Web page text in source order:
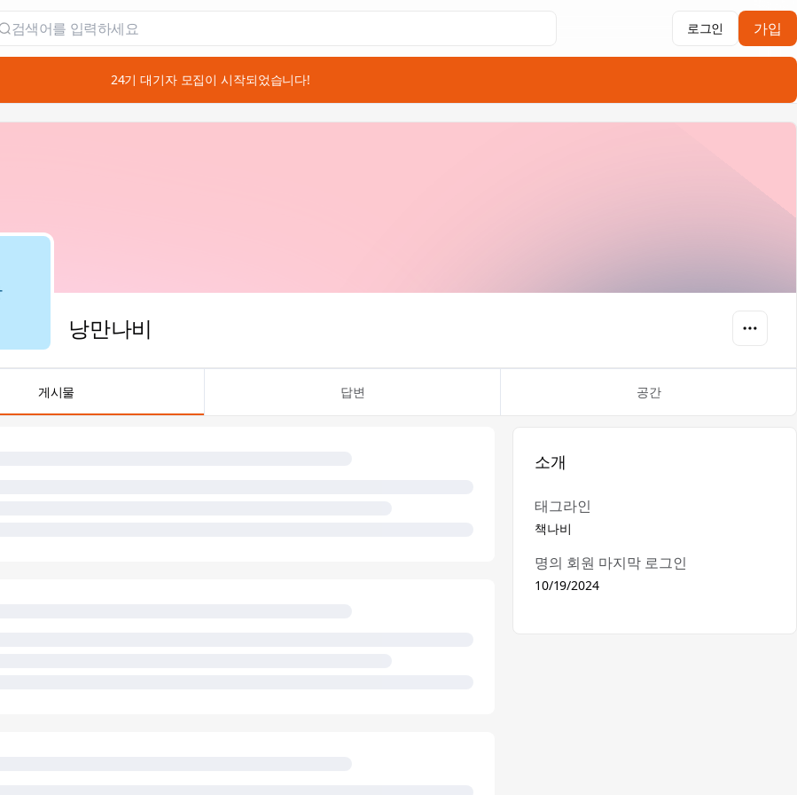
가입
로그인
📣 24기 대기자 모집이 시작되었습니다!
낭만나비
게시물 답변 공간
소개
태그라인
책나비
명의 회원 마지막 로그인
10/19/2024